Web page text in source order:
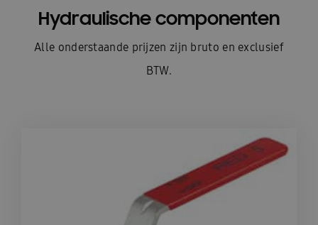
Hydraulische componenten
Alle onderstaande prijzen zijn bruto en exclusief
BTW.